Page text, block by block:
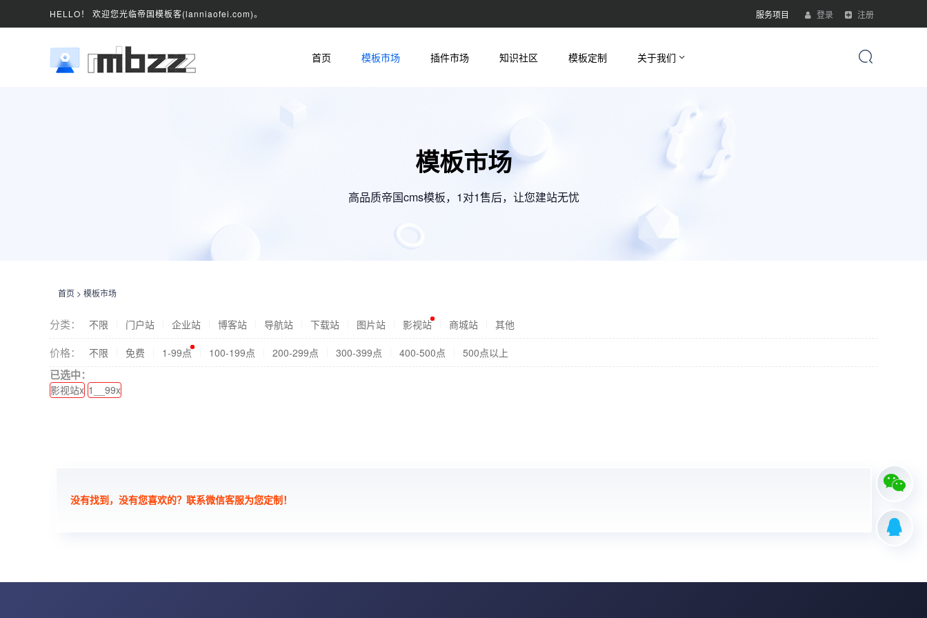
HELLO！ 欢迎您光临帝国模板客(lanniaofei.com)。 服务项目 登录 注册
首页 模板市场 插件市场 知识社区 模板定制 关于我们
模板市场
高品质帝国cms模板，1对1售后，让您建站无忧
首页 > 模板市场
分类： 不限 门户站 企业站 博客站 导航站 下载站 图片站 影视站 商城站 其他
价格： 不限 免费 1-99点 100-199点 200-299点 300-399点 400-500点 500点以上
已选中：
影视站x 1__99x
没有找到，没有您喜欢的？联系微信客服为您定制！